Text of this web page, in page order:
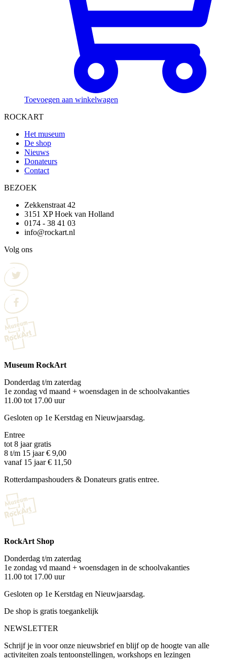
Toevoegen aan winkelwagen
ROCKART
Het museum
De shop
Nieuws
Donateurs
Contact
BEZOEK
Zekkenstraat 42
3151 XP Hoek van Holland
0174 - 38 41 03
info@rockart.nl
Volg ons
Museum RockArt
Donderdag t/m zaterdag
1e zondag vd maand + woensdagen in de schoolvakanties
11.00 tot 17.00 uur
Gesloten op 1e Kerstdag en Nieuwjaarsdag.
Entree
tot 8 jaar gratis
8 t/m 15 jaar € 9,00
vanaf 15 jaar € 11,50
Rotterdampashouders & Donateurs gratis entree.
RockArt Shop
Donderdag t/m zaterdag
1e zondag vd maand + woensdagen in de schoolvakanties
11.00 tot 17.00 uur
Gesloten op 1e Kerstdag en Nieuwjaarsdag.
De shop is gratis toegankelijk
NEWSLETTER
Schrijf je in voor onze nieuwsbrief en blijf op de hoogte van alle
activiteiten zoals tentoonstellingen, workshops en lezingen